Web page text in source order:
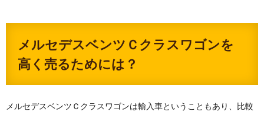
メルセデスベンツＣクラスワゴンを
高く売るためには？
メルセデスベンツＣクラスワゴンは輸入車ということもあり、比較